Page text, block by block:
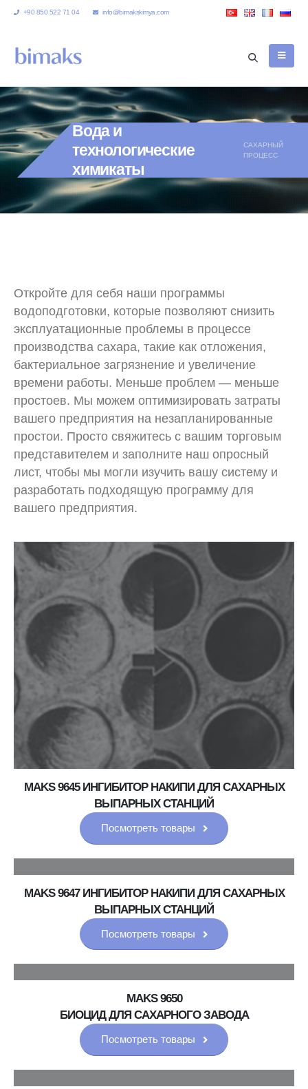
+90 850 522 71 04 info@bimakskimya.com
Вода и
технологические
химикаты
САХАРНЫЙ
ПРОЦЕСС
Откройте для себя наши программы
водоподготовки, которые позволяют снизить
эксплуатационные проблемы в процессе
производства сахара, такие как отложения,
бактериальное загрязнение и увеличение
времени работы. Меньше проблем — меньше
простоев. Мы можем оптимизировать затраты
вашего предприятия на незапланированные
простои. Просто свяжитесь с вашим торговым
представителем и заполните наш опросный
лист, чтобы мы могли изучить вашу систему и
разработать подходящую программу для
вашего предприятия.
MAKS 9645 ИНГИБИТОР НАКИПИ ДЛЯ САХАРНЫХ
ВЫПАРНЫХ СТАНЦИЙ
Посмотреть товары
MAKS 9647 ИНГИБИТОР НАКИПИ ДЛЯ САХАРНЫХ
ВЫПАРНЫХ СТАНЦИЙ
Посмотреть товары
MAKS 9650
БИОЦИД ДЛЯ САХАРНОГО ЗАВОДА
Посмотреть товары